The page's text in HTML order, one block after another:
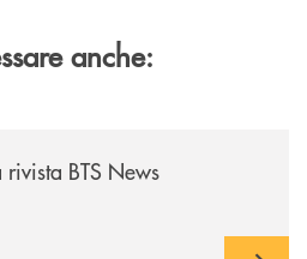
anche:
BTS News